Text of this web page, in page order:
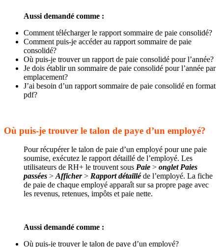
Aussi demandé comme :
Comment télécharger le rapport sommaire de paie consolidé?
Comment puis-je accéder au rapport sommaire de paie
consolidé?
Où puis-je trouver un rapport de paie consolidé pour l’année?
Je dois établir un sommaire de paie consolidé pour l’année par
emplacement?
J’ai besoin d’un rapport sommaire de paie consolidé en format
pdf?
Où puis-je trouver le talon de paye d’un employé?
Pour récupérer le talon de paie d’un employé pour une paie
soumise, exécutez le rapport détaillé de l’employé. Les
utilisateurs de RH+ le trouvent sous Paie > onglet Paies
passées >Afficher> Rapport détailléde l’employé. La fiche
de paie de chaque employé apparaît sur sa propre page avec
les revenus, retenues, impôts et paie nette.
Aussi demandé comme :
Où puis-je trouver le talon de paye d’un employé?